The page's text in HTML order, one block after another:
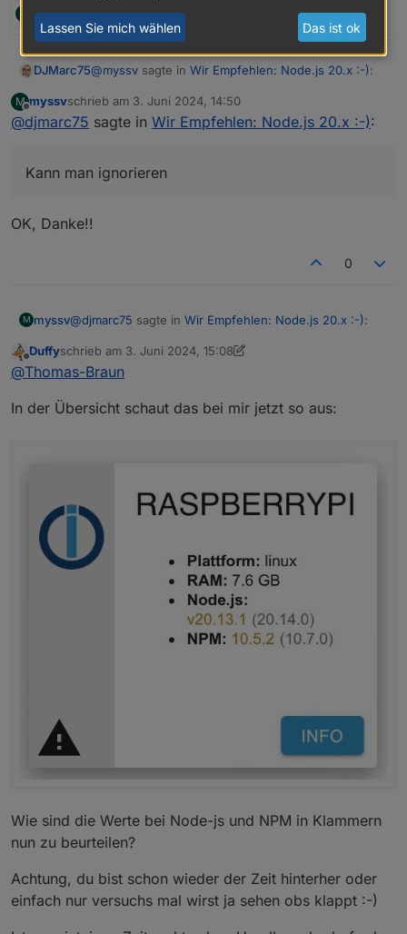
2 Antworten 1
DJMarc75@myssv sagte in Wir Empfehlen: Node.js 20.x :-):
folgende Fehler
Du wohnst in einer Zone wo es diese beiden Astros
im Moment nicht gibt.
8.4.2 vom JavaSkriptAdapter behoben.
M
Offline
myssvschrieb am 3. Juni 2024, 14:50
zuletzt editiert von
@djmarc75 sagte in Wir Empfehlen: Node.js 20.x :-):
Kann man ignorieren
OK, Danke!!
0
M myssv@djmarc75 sagte in Wir Empfehlen: Node.js 20.x :-):
Kann man ignorieren
OK, Danke!!
Offline
Duffyschrieb am 3. Juni 2024, 15:08
zuletzt editiert von Duffy 6. März 2024, 17:09
@Thomas-Braun
In der Übersicht schaut das bei mir jetzt so aus:
Wie sind die Werte bei Node-js und NPM in Klammern
nun zu beurteilen?
Achtung, du bist schon wieder der Zeit hinterher oder
einfach nur versuchs mal wirst ja sehen obs klappt :-)
Lassen Sie mich wählen Das ist ok